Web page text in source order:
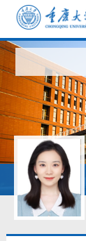
首页
科学研究
教学研究
获奖信息
社会实践